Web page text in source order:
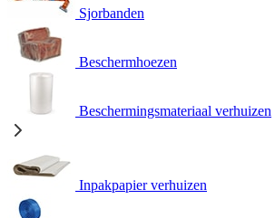
Sjorbanden
Beschermhoezen
Beschermingsmateriaal verhuizen
Inpakpapier verhuizen